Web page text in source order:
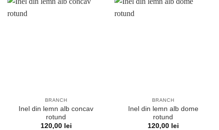
BRANCH
Inel din lemn alb concav
rotund
120,00 lei
BRANCH
Inel din lemn alb dome
rotund
120,00 lei